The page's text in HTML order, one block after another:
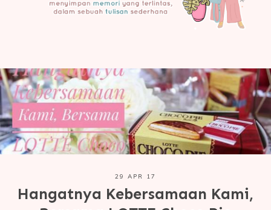
29 APR 17
Hangatnya Kebersamaan Kami,